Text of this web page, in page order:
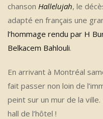
chanson Hallelujah, le
adapté en français une
l’hommage rendu par H
Belkacem Bahlouli.
En arrivant à Montréal
fait passer non loin de
peint sur un mur de la
hall de l’hôtel !